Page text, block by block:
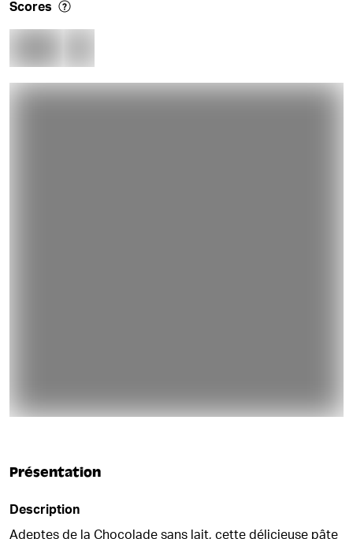
Scores
Présentation
Description
Adeptes de la Chocolade sans lait, cette délicieuse pâte